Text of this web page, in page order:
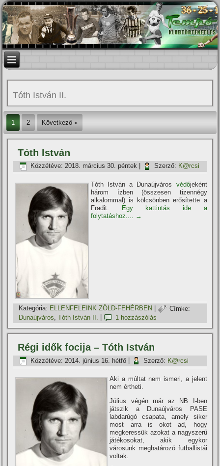
Tóth István II.
1 2 Következő »
Tóth István
Közzétéve: 2018. március 30. péntek Szerző: K@rcsi
Tóth István a Dunaújváros védőjeként
három í­zben (összesen tizennégy
alkalommal) is kölcsönben erősí­tette a
Fradit.
Egy kattintás ide a
folytatáshoz.... →
Kategória: ELLENFELEINK ZÖLD-FEHÉRBEN |
Címke:
Dunaújváros ,Tóth István II. 1 hozzászólás
Régi idők focija – Tóth István
Közzétéve: 2014. június 16. hétfő Szerző: K@rcsi
Aki a múltat nem ismeri, a jelent
nem értheti.
Július végén már az NB I-ben
játszik a Dunaújváros PASE
labdarúgó csapata, amely siker
most arra is okot ad, hogy
megkeressük azokat a nagyszerű
játékosokat, akik egykor
városunk meghatározó futballistái
voltak.